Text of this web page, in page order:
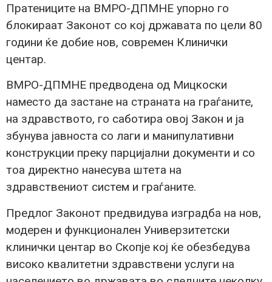
Пратениците на ВМРО-ДПМНЕ упорно го
блокираат Законот со кој државата по цели 80
години ќе добие нов, современ Клинички
центар.
ВМРО-ДПМНЕ предводена од Мицкоски
наместо да застане на страната на граѓаните,
на здравството, го саботира овој Закон и ја
збунува јавноста со лаги и манипулативни
конструкции преку парцијални документи и со
тоа директно нанесува штета на
здравствениот систем и граѓаните.
Предлог Законот предвидува изградба на нов,
модерен и функционален Универзитетски
клинички центар во Скопје кој ќе обезбедува
високо квалитетни здравствени услуги на